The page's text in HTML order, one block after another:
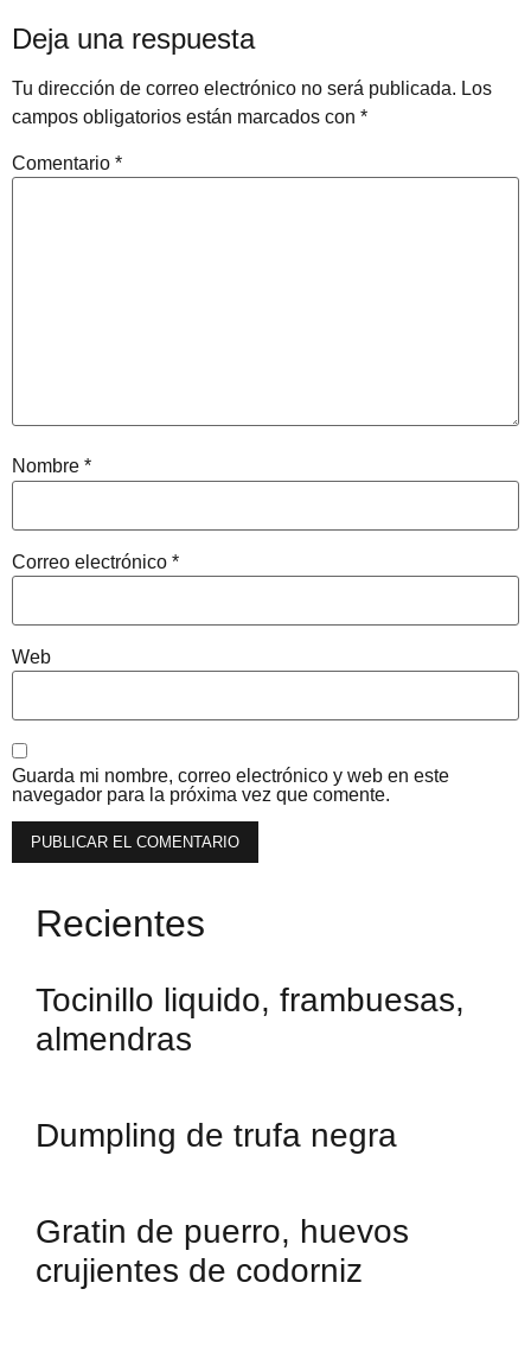
Deja una respuesta
Tu dirección de correo electrónico no será publicada. Los
campos obligatorios están marcados con *
Comentario *
Nombre *
Correo electrónico *
Web
Guarda mi nombre, correo electrónico y web en este
navegador para la próxima vez que comente.
Recientes
Tocinillo liquido, frambuesas,
almendras
Dumpling de trufa negra
Gratin de puerro, huevos
crujientes de codorniz